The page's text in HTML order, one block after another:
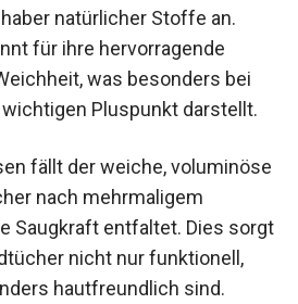
natürlicher Stoffe an.
für ihre hervorragende
was besonders bei
Pluspunkt darstellt.
fällt der weiche, voluminöse
nach mehrmaligem
Saugkraft entfaltet. Dies sorgt
nicht nur funktionell,
hautfreundlich sind.